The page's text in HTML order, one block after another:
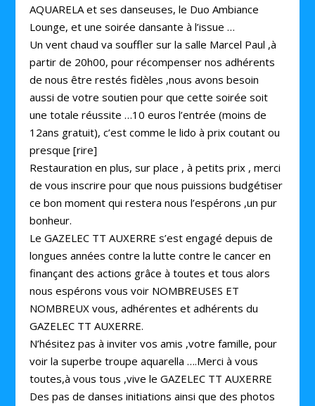
AQUARELA et ses danseuses, le Duo Ambiance
Lounge, et une soirée dansante à l’issue …
Un vent chaud va souffler sur la salle Marcel Paul ,à
partir de 20h00, pour récompenser nos adhérents
de nous être restés fidèles ,nous avons besoin
aussi de votre soutien pour que cette soirée soit
une totale réussite …10 euros l’entrée (moins de
12ans gratuit), c’est comme le lido à prix coutant ou
presque [rire]
Restauration en plus, sur place , à petits prix , merci
de vous inscrire pour que nous puissions budgétiser
ce bon moment qui restera nous l’espérons ,un pur
bonheur.
Le GAZELEC TT AUXERRE s’est engagé depuis de
longues années contre la lutte contre le cancer en
finançant des actions grâce à toutes et tous alors
nous espérons vous voir NOMBREUSES ET
NOMBREUX vous, adhérentes et adhérents du
GAZELEC TT AUXERRE.
N’hésitez pas à inviter vos amis ,votre famille, pour
voir la superbe troupe aquarella ….Merci à vous
toutes,à vous tous ,vive le GAZELEC TT AUXERRE
Des pas de danses initiations ainsi que des photos